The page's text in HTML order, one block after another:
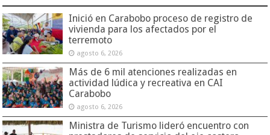
Inició en Carabobo proceso de registro de
vivienda para los afectados por el
terremoto
agosto 6, 2026
Más de 6 mil atenciones realizadas en
actividad lúdica y recreativa en CAI
Carabobo
agosto 6, 2026
Ministra de Turismo lideró encuentro con